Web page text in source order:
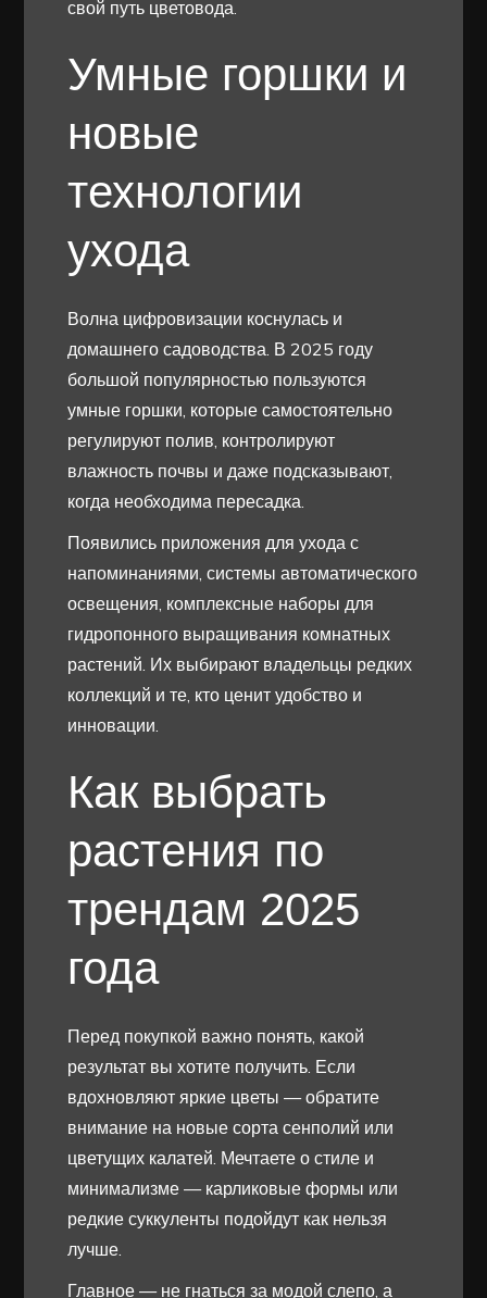
свой путь цветовода.
Умные горшки и
новые
технологии
ухода
Волна цифровизации коснулась и
домашнего садоводства. В 2025 году
большой популярностью пользуются
умные горшки, которые самостоятельно
регулируют полив, контролируют
влажность почвы и даже подсказывают,
когда необходима пересадка.
Появились приложения для ухода с
напоминаниями, системы автоматического
освещения, комплексные наборы для
гидропонного выращивания комнатных
растений. Их выбирают владельцы редких
коллекций и те, кто ценит удобство и
инновации.
Как выбрать
растения по
трендам 2025
года
Перед покупкой важно понять, какой
результат вы хотите получить. Если
вдохновляют яркие цветы — обратите
внимание на новые сорта сенполий или
цветущих калатей. Мечтаете о стиле и
минимализме — карликовые формы или
редкие суккуленты подойдут как нельзя
лучше.
Главное — не гнаться за модой слепо, а